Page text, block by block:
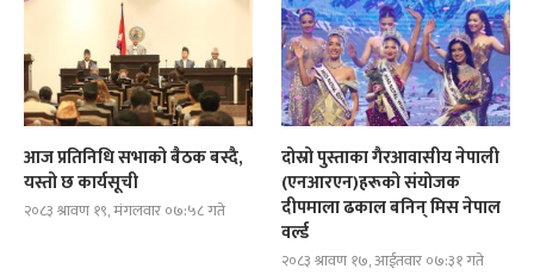
आज प्रतिनिधि सभाको बैठक बस्दै,
यस्तो छ कार्यसूची
२०८३ श्रावण १९, मंगलवार ०७:५८ गते
दोस्रो पुस्ताका गैरआवासीय नेपाली
(एनआरएन)हरूको संयोजक
दीपमाला ढकाल बनिन् मिस नेपाल
वर्ल्ड
२०८३ श्रावण १७, आईतवार ०७:३१ गते